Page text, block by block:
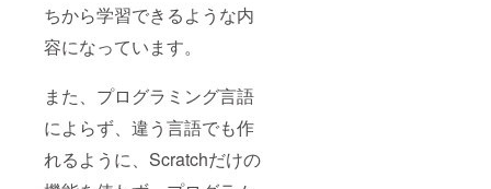
ちから学習できるような内
容になっています。
また、プログラミング言語
によらず、違う言語でも作
れるように、Scratchだけの